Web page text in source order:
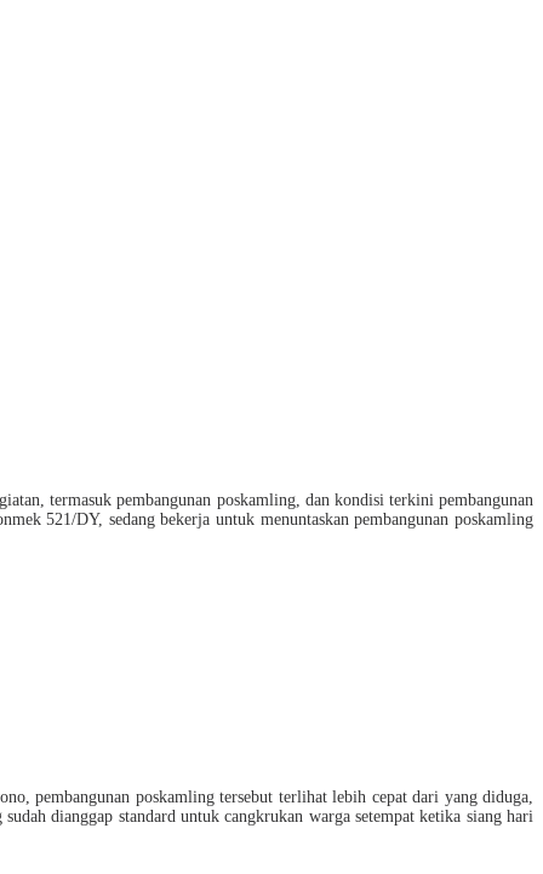
termasuk pembangunan poskamling, dan kondisi terkini pembangunan
521/DY, sedang bekerja untuk menuntaskan pembangunan poskamling
pembangunan poskamling tersebut terlihat lebih cepat dari yang diduga,
dianggap standard untuk cangkrukan warga setempat ketika siang hari